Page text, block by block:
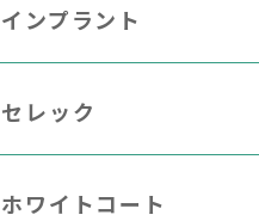
インプラント
セレック
ホワイトコート